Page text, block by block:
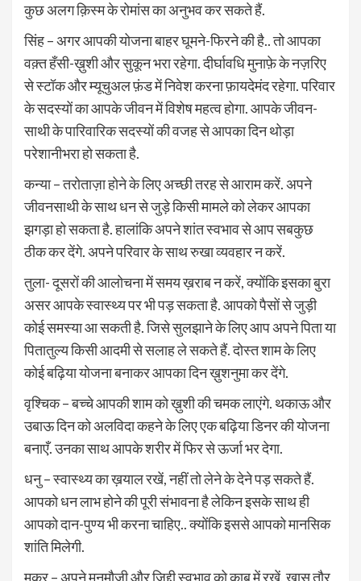
कुछ अलग क़िस्म के रोमांस का अनुभव कर सकते हैं.
सिंह – अगर आपकी योजना बाहर घूमने-फिरने की है.. तो आपका
वक़्त हँसी-ख़ुशी और सुकून भरा रहेगा. दीर्घावधि मुनाफ़े के नज़रिए
से स्टॉक और म्यूचुअल फ़ंड में निवेश करना फ़ायदेमंद रहेगा. परिवार
के सदस्यों का आपके जीवन में विशेष महत्व होगा. आपके जीवन-
साथी के पारिवारिक सदस्यों की वजह से आपका दिन थोड़ा
परेशानीभरा हो सकता है.
कन्या – तरोताज़ा होने के लिए अच्छी तरह से आराम करें. अपने
जीवनसाथी के साथ धन से जुड़े किसी मामले को लेकर आपका
झगड़ा हो सकता है. हालांकि अपने शांत स्वभाव से आप सबकुछ
ठीक कर देंगे. अपने परिवार के साथ रुखा व्यवहार न करें.
तुला- दूसरों की आलोचना में समय ख़राब न करें, क्योंकि इसका बुरा
असर आपके स्वास्थ्य पर भी पड़ सकता है. आपको पैसों से जुड़ी
कोई समस्या आ सकती है. जिसे सुलझाने के लिए आप अपने पिता या
पितातुल्य किसी आदमी से सलाह ले सकते हैं. दोस्त शाम के लिए
कोई बढ़िया योजना बनाकर आपका दिन ख़ुशनुमा कर देंगे.
वृश्चिक – बच्चे आपकी शाम को ख़ुशी की चमक लाएंगे. थकाऊ और
उबाऊ दिन को अलविदा कहने के लिए एक बढ़िया डिनर की योजना
बनाएँ. उनका साथ आपके शरीर में फिर से ऊर्जा भर देगा.
धनु – स्वास्थ्य का ख़याल रखें, नहीं तो लेने के देने पड़ सकते हैं.
आपको धन लाभ होने की पूरी संभावना है लेकिन इसके साथ ही
आपको दान-पुण्य भी करना चाहिए.. क्योंकि इससे आपको मानसिक
शांति मिलेगी.
मकर – अपने मनमौजी और ज़िद्दी स्वभाव को क़ाबू में रखें, ख़ास तौर